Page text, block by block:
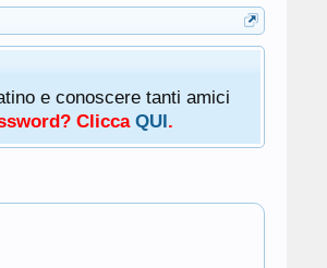
e conoscere tanti amici
Clicca QUI.